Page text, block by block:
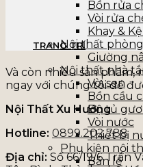
Bồn rửa
Vòi rửa
Khay &
Nội thất
Giường
Nội thất nhà
Vòi sen
Bồn cầu
Bộ tủ
Vòi nước
Thiết bị
Phụ kiện nội
Bản lề
TRANG TRÍ
Và còn nhiều sản phẩm,
ngay với chúng tôi để
Nội Thất Xu Hướng
Hotline: 0899.202.788
Địa chỉ: Số 66/19/6 Trần